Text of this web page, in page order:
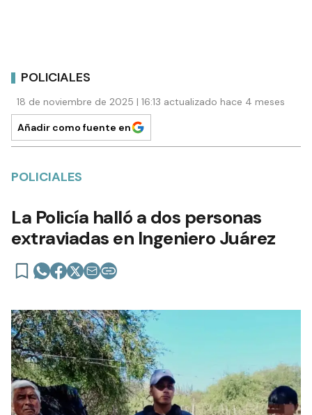
POLICIALES
18 de noviembre de 2025 | 16:13 actualizado hace 4 meses
Añadir como fuente en
POLICIALES
La Policía halló a dos personas
extraviadas en Ingeniero Juárez